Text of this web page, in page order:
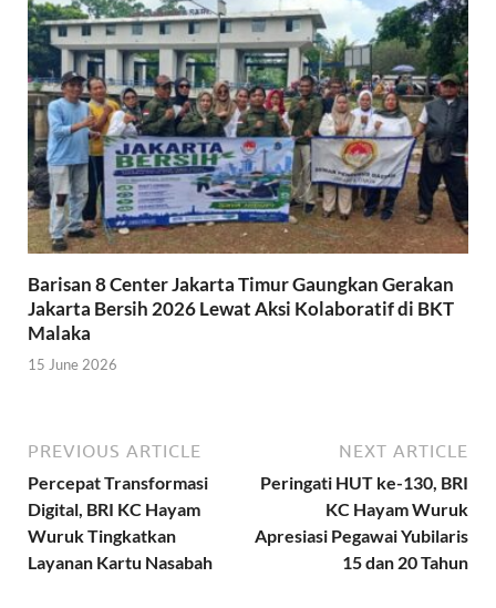
Barisan 8 Center Jakarta Timur Gaungkan Gerakan
Jakarta Bersih 2026 Lewat Aksi Kolaboratif di BKT
Malaka
15 June 2026
PREVIOUS ARTICLE
Percepat Transformasi
Digital, BRI KC Hayam
Wuruk Tingkatkan
Layanan Kartu Nasabah
NEXT ARTICLE
Peringati HUT ke-130, BRI
KC Hayam Wuruk
Apresiasi Pegawai Yubilaris
15 dan 20 Tahun